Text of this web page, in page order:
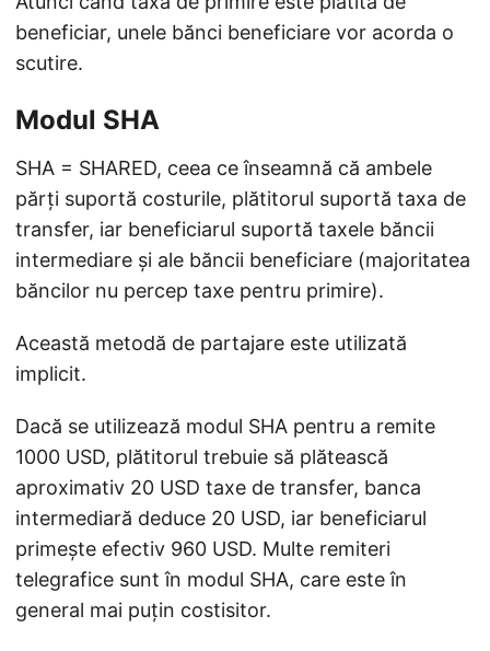
beneficiar, unele bănci beneficiare vor acorda o
scutire.
Modul SHA
SHA = SHARED, ceea ce înseamnă că ambele
părți suportă costurile, plătitorul suportă taxa de
transfer, iar beneficiarul suportă taxele băncii
intermediare și ale băncii beneficiare (majoritatea
băncilor nu percep taxe pentru primire).
Această metodă de partajare este utilizată
implicit.
Dacă se utilizează modul SHA pentru a remite
1000 USD, plătitorul trebuie să plătească
aproximativ 20 USD taxe de transfer, banca
intermediară deduce 20 USD, iar beneficiarul
primește efectiv 960 USD. Multe remiteri
telegrafice sunt în modul SHA, care este în
general mai puțin costisitor.